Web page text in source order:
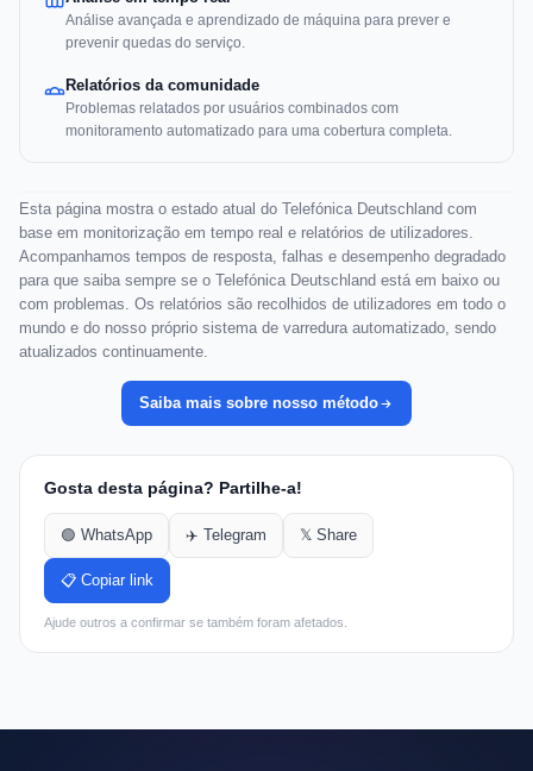
Análise avançada e aprendizado de máquina para prever e
prevenir quedas do serviço.
Relatórios da comunidade
Problemas relatados por usuários combinados com
monitoramento automatizado para uma cobertura completa.
Esta página mostra o estado atual do Telefónica Deutschland com
base em monitorização em tempo real e relatórios de utilizadores.
Acompanhamos tempos de resposta, falhas e desempenho degradado
para que saiba sempre se o Telefónica Deutschland está em baixo ou
com problemas. Os relatórios são recolhidos de utilizadores em todo o
mundo e do nosso próprio sistema de varredura automatizado, sendo
atualizados continuamente.
Saiba mais sobre nosso método
Gosta desta página? Partilhe-a!
🟢 WhatsApp ✈️ Telegram 𝕏 Share
📋 Copiar link
Ajude outros a confirmar se também foram afetados.